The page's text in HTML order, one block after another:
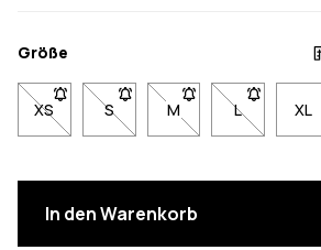
Größe
XS- Größe XS nicht verfügbar. Klicke,
S- Größe S nicht verfügbar.
M- Größe M nicht
L- Größe L
XL
In den Warenkorb